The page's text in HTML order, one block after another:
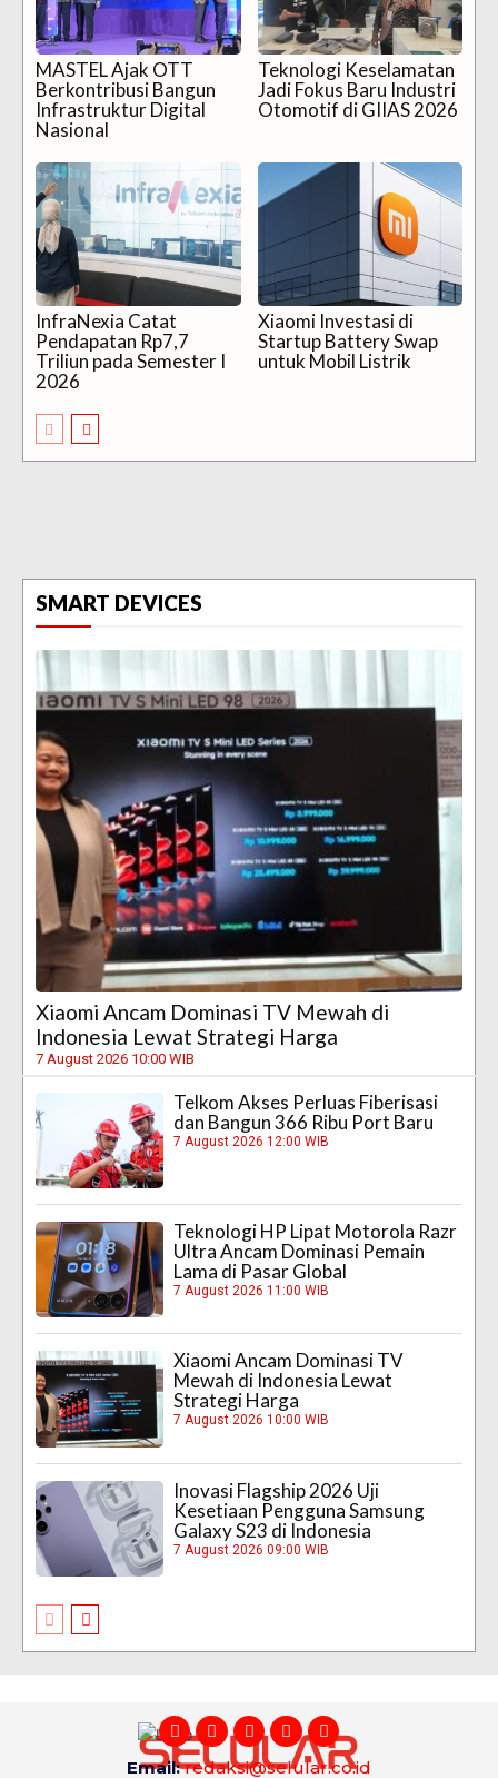
MASTEL Ajak OTT
Berkontribusi Bangun
Infrastruktur Digital
Nasional
Teknologi Keselamatan
Jadi Fokus Baru Industri
Otomotif di GIIAS 2026
InfraNexia Catat
Pendapatan Rp7,7
Triliun pada Semester I
2026
Xiaomi Investasi di
Startup Battery Swap
untuk Mobil Listrik
SMART DEVICES
Xiaomi Ancam Dominasi TV Mewah di
Indonesia Lewat Strategi Harga
7 August 2026 10:00 WIB
Telkom Akses Perluas Fiberisasi
dan Bangun 366 Ribu Port Baru
7 August 2026 12:00 WIB
Teknologi HP Lipat Motorola Razr
Ultra Ancam Dominasi Pemain
Lama di Pasar Global
7 August 2026 11:00 WIB
Xiaomi Ancam Dominasi TV
Mewah di Indonesia Lewat
Strategi Harga
7 August 2026 10:00 WIB
Inovasi Flagship 2026 Uji
Kesetiaan Pengguna Samsung
Galaxy S23 di Indonesia
7 August 2026 09:00 WIB
Email:redaksi@selular.co.id